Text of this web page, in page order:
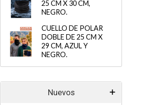
25 CM X 30 CM,
NEGRO.
CUELLO DE POLAR
DOBLE DE 25 CM X
29 CM, AZUL Y
NEGRO.
Nuevos